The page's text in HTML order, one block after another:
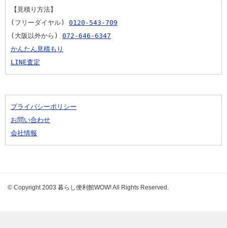
【見積り方法】
(フリーダイヤル) 0120-543-709
(大阪以外から) 072-646-6347
かんたん見積もり
LINE査定
プライバシーポリシー
お問い合わせ
会社情報
© Copyright 2003 暮らし便利館WOW! All Rights Reserved.